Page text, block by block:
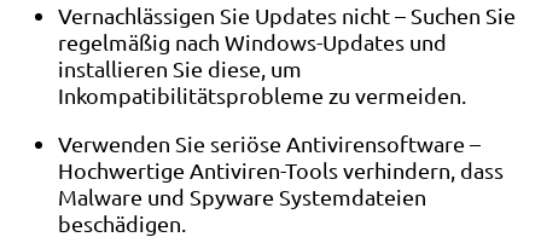
Vernachlässigen Sie Updates nicht – Suchen Sie
regelmäßig nach Windows-Updates und
installieren Sie diese, um
Inkompatibilitätsprobleme zu vermeiden.
Verwenden Sie seriöse Antivirensoftware –
Hochwertige Antiviren-Tools verhindern, dass
Malware und Spyware Systemdateien
beschädigen.